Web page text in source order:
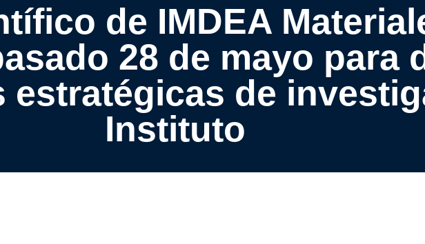
de IMDEA
28 de mayo para
estratégicas de
Instituto